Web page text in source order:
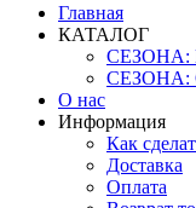
Главная
КАТАЛОГ
СЕЗОНА:
СЕЗОНА:
О нас
Информация
Как
Доставка
Оплата